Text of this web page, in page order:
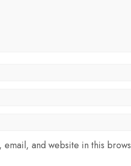
email, and website in this